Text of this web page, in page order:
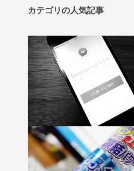
カテゴリの人気記事